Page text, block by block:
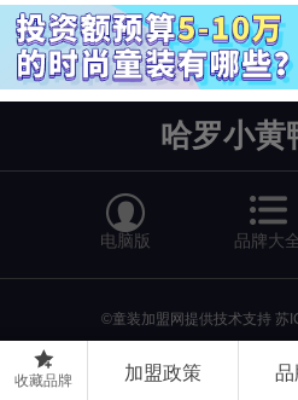
收藏品牌 加盟政策
哈罗小黄

电脑版 品牌大
©童装加盟网提供技术支持 苏